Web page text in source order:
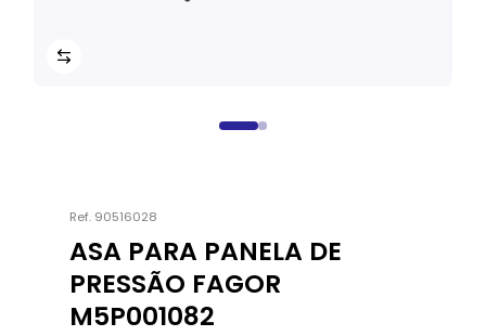
Ref. 90516028
ASA PARA PANELA DE
PRESSÃO FAGOR
M5P001082